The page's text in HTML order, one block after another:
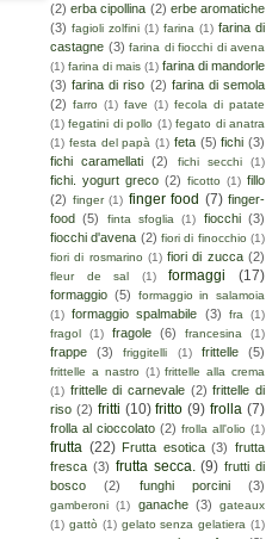
(2) erba cipollina (2) erbe aromatiche
(3) fagioli zolfini (1) farina (1) farina di
castagne (3) farina di fiocchi di avena
(1) farina di mais (1) farina di mandorle
(3) farina di riso (2) farina di semola
(2) farro (1) fave (1) fecola di patate
(1) fegatini di pollo (1) fegato di anatra
(1) festa del papà (1) feta (5) fichi (3)
fichi caramellati
(2) fichi secchi (1)
fichi. yogurt greco (2) ficotto (1) fillo
(2) finger (1) finger food (7) finger-
food
(5) finta sfoglia (1) fiocchi (3)
fiocchi d'avena (2) fiori di finocchio (1)
fiori di rosmarino (1) fiori di zucca (2)
fleur de sal (1) formaggi (17)
formaggio (5)
formaggio in salamoia
(1) formaggio spalmabile (3) fra (1)
fragol
(1) fragole (6) francesina (1)
frappe (3) friggitelli (1) frittelle (5)
frittelle a nastro (1) frittelle alla crema
(1) frittelle di carnevale (2) frittelle di
riso (2) fritti (10) fritto (9) frolla (7)
frolla al cioccolato (2) frolla all'olio (1)
frutta (22) Frutta esotica (3) frutta
fresca (3) frutta secca. (9) frutti di
bosco
(2) funghi porcini (3)
gamberoni (1) ganache (3)
gateaux
(1) gattò (1) gelato senza gelatiera (1)